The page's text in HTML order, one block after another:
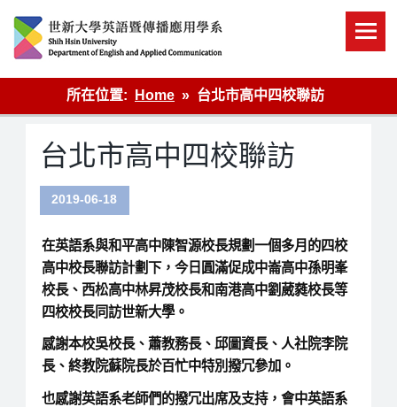
content
英語傳播
所在位置:
Home 台北市高中四校聯訪
台北市高中四校聯訪
2019-06-18
在英語系與和平高中陳智源校長規劃一個多月的四校
高中校長聯訪計劃下，今日圓滿促成中崙高中孫明峯
校長、西松高中林昇茂校長和南港高中劉葳蕤校長等
四校校長同訪世新大學。
感謝本校吳校長、蕭教務長、邱圖資長、人社院李院
長、終教院蘇院長於百忙中特別撥冗參加。
也感謝英語系老師們的撥冗出席及支持，會中英語系